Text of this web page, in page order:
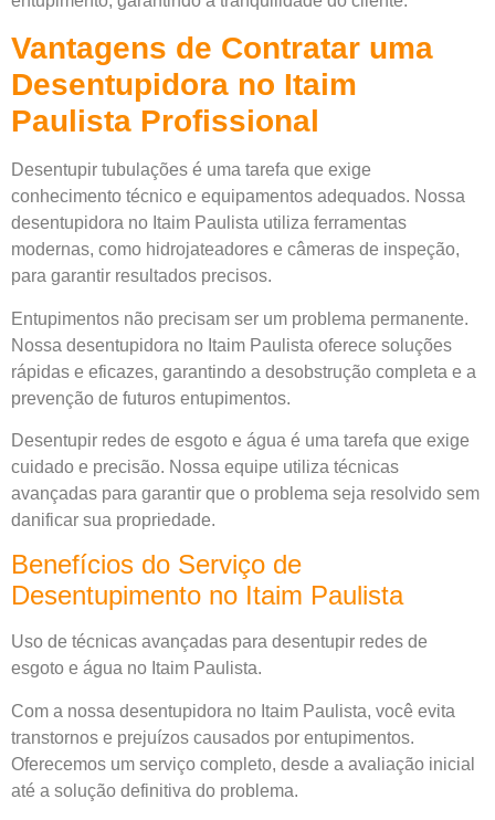
Vantagens de Contratar uma
Desentupidora no Itaim
Paulista Profissional
Desentupir tubulações é uma tarefa que exige
conhecimento técnico e equipamentos adequados. Nossa
desentupidora no Itaim Paulista utiliza ferramentas
modernas, como hidrojateadores e câmeras de inspeção,
para garantir resultados precisos.
Entupimentos não precisam ser um problema permanente.
Nossa desentupidora no Itaim Paulista oferece soluções
rápidas e eficazes, garantindo a desobstrução completa e a
prevenção de futuros entupimentos.
Desentupir redes de esgoto e água é uma tarefa que exige
cuidado e precisão. Nossa equipe utiliza técnicas
avançadas para garantir que o problema seja resolvido sem
danificar sua propriedade.
Benefícios do Serviço de
Desentupimento no Itaim Paulista
Uso de técnicas avançadas para desentupir redes de
esgoto e água no Itaim Paulista.
Com a nossa desentupidora no Itaim Paulista, você evita
transtornos e prejuízos causados por entupimentos.
Oferecemos um serviço completo, desde a avaliação inicial
até a solução definitiva do problema.